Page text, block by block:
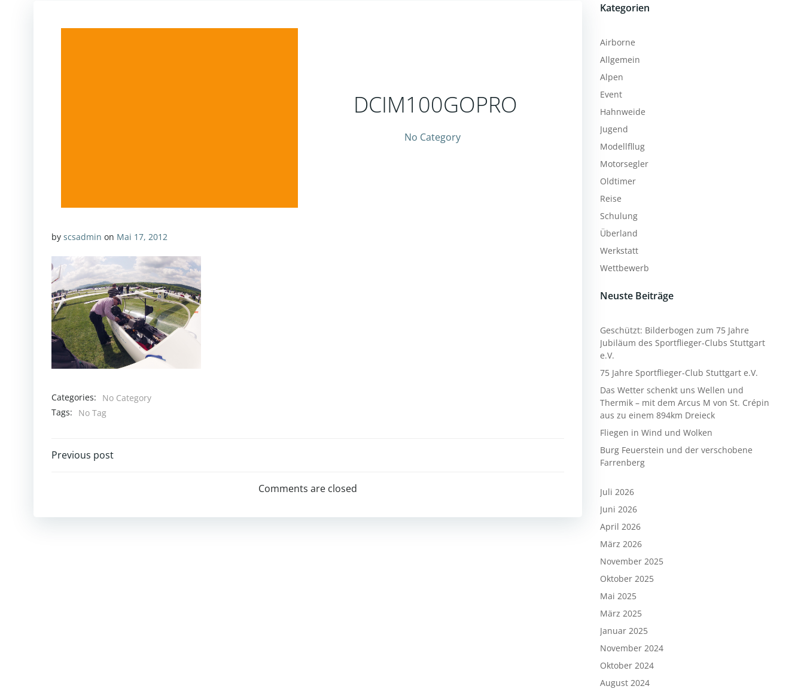
DCIM100GOPRO
No Category
by scsadmin on Mai 17, 2012
Categories:
No Category
Tags:
No Tag
Post
Previous post
Comments are closed
Kategorien
Airborne
Allgemein
Alpen
Event
Hahnweide
Jugend
Modellfllug
Motorsegler
Oldtimer
Reise
Schulung
Überland
Werkstatt
Wettbewerb
Neuste Beiträge
Geschützt: Bilderbogen zum 75 Jahre
Jubiläum des Sportflieger-Clubs Stuttgart
e.V.
75 Jahre Sportflieger-Club Stuttgart e.V.
Das Wetter schenkt uns Wellen und
Thermik – mit dem Arcus M von St. Crépin
aus zu einem 894km Dreieck
Fliegen in Wind und Wolken
Burg Feuerstein und der verschobene
Farrenberg
Juli 2026
Juni 2026
April 2026
März 2026
November 2025
Oktober 2025
Mai 2025
März 2025
Januar 2025
November 2024
Oktober 2024
August 2024